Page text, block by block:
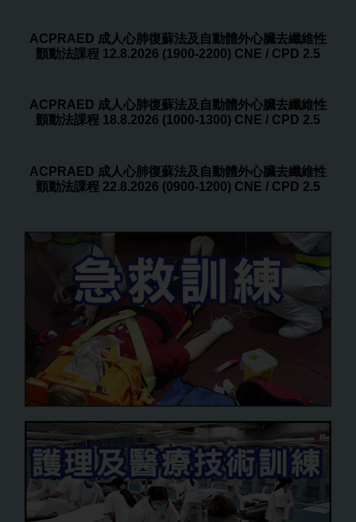
ACPRAED 成人心肺復蘇法及自動體外心臟去纖維性
顫動法課程 12.8.2026 (1900-2200) CNE / CPD 2.5
ACPRAED 成人心肺復蘇法及自動體外心臟去纖維性
顫動法課程 18.8.2026 (1000-1300) CNE / CPD 2.5
ACPRAED 成人心肺復蘇法及自動體外心臟去纖維性
顫動法課程 22.8.2026 (0900-1200) CNE / CPD 2.5